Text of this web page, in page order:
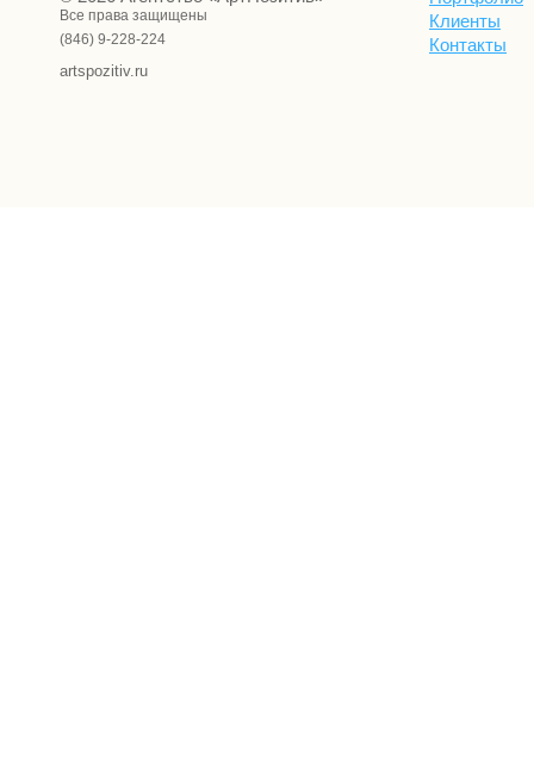
Все права защищены
(846) 9-228-224
artspozitiv.ru
Клиенты
Контакты